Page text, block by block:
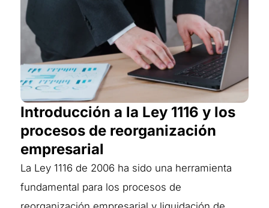
Introducción a la Ley 1116 y los
procesos de reorganización
empresarial
La Ley 1116 de 2006 ha sido una herramienta
fundamental para los procesos de